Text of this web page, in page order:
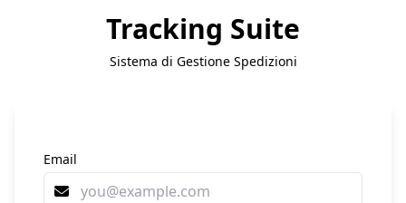
Tracking Suite
Sistema di Gestione Spedizioni
Email